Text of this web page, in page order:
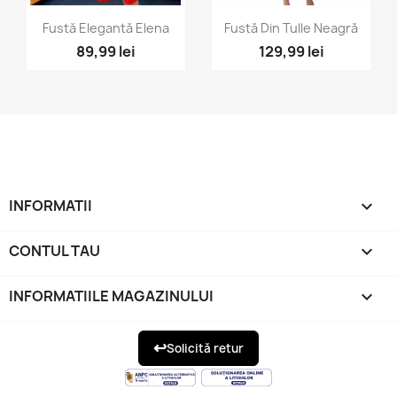
Vizualizare rapida
Fustă Elegantă Elena
89,99 lei
Vizualizare rapida
Fustă Din Tulle Neagră
129,99 lei
INFORMATII 
CONTUL TAU 
INFORMATIILE MAGAZINULUI keyboard_arrow_down
↩Solicită retur